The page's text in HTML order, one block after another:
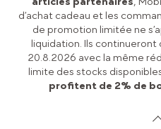
d’achat cadeau et les
de promotion limitée ne
liquidation. Ils continueront
20.8.2026 avec la même
limite des stocks
profitent de 2% de